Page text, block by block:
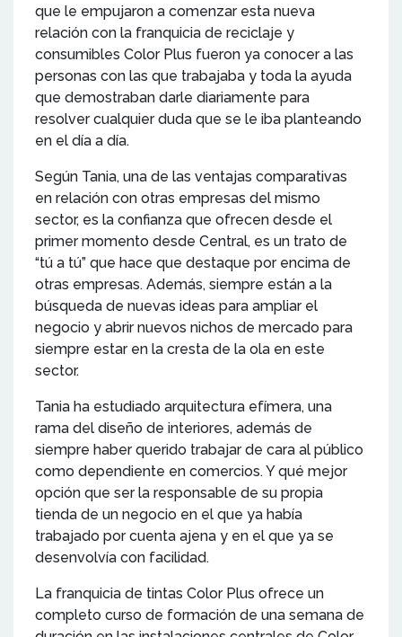
que le empujaron a comenzar esta nueva
relación con la franquicia de reciclaje y
consumibles Color Plus fueron ya conocer a las
personas con las que trabajaba y toda la ayuda
que demostraban darle diariamente para
resolver cualquier duda que se le iba planteando
en el día a día.
Según Tania, una de las ventajas comparativas
en relación con otras empresas del mismo
sector, es la confianza que ofrecen desde el
primer momento desde Central, es un trato de
“tú a tú” que hace que destaque por encima de
otras empresas. Además, siempre están a la
búsqueda de nuevas ideas para ampliar el
negocio y abrir nuevos nichos de mercado para
siempre estar en la cresta de la ola en este
sector.
Tania ha estudiado arquitectura efímera, una
rama del diseño de interiores, además de
siempre haber querido trabajar de cara al público
como dependiente en comercios. Y qué mejor
opción que ser la responsable de su propia
tienda de un negocio en el que ya había
trabajado por cuenta ajena y en el que ya se
desenvolvía con facilidad.
La franquicia de tintas Color Plus ofrece un
completo curso de formación de una semana de